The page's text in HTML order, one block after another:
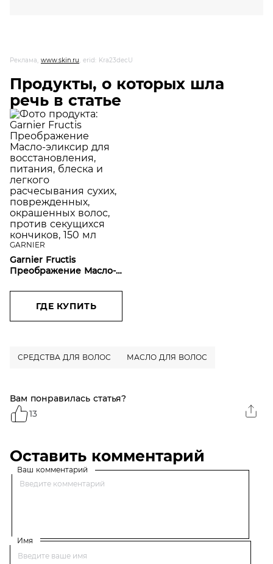
Реклама, www.skin.ru, erid: Kra23decU
Продукты, о которых шла
речь в статье
GARNIER
Garnier Fructis
Преображение Масло-
восстановления,
питания, блеска и
легкого расчесывания
кончиков, 150 мл
ГДЕ КУПИТЬ
СРЕДСТВА ДЛЯ ВОЛОС МАСЛО ДЛЯ ВОЛОС
Вам понравилась статья?
13
Оставить комментарий
Ваш комментарий
Имя